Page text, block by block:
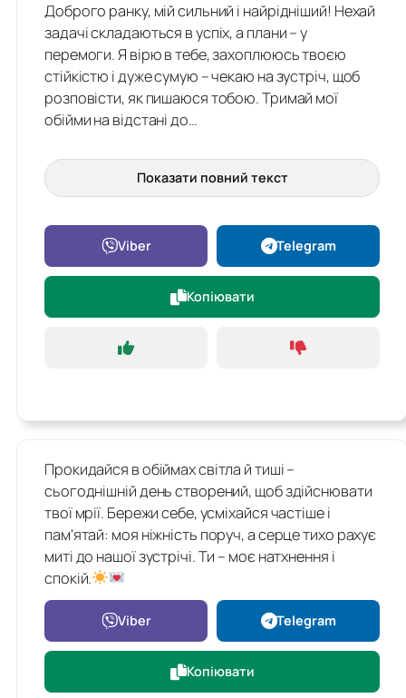
Доброго ранку, мій сильний і найрідніший! Нехай
задачі складаються в успіх, а плани – у
перемоги. Я вірю в тебе, захоплююсь твоєю
стійкістю і дуже сумую – чекаю на зустріч, щоб
розповісти, як пишаюся тобою. Тримай мої
обійми на відстані до…
Показати повний текст
Viber Telegram
Копіювати
Прокидайся в обіймах світла й тиші –
сьогоднішній день створений, щоб здійснювати
твої мрії. Бережи себе, усміхайся частіше і
пам'ятай: моя ніжність поруч, а серце тихо рахує
миті до нашої зустрічі. Ти – моє натхнення і
спокій.
Viber Telegram
Копіювати